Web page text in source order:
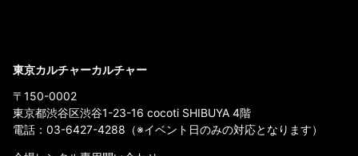
東京カルチャーカルチャー
〒150-0002
東京都渋谷区渋谷1-23-16 cocoti SHIBUYA 4階
電話： 03-6427-4288 （※イベント日のみの対応となります）